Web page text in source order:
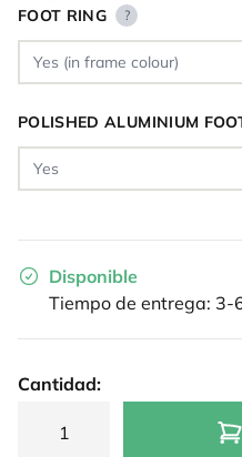
FOOT RING ?
POLISHED ALUMINIUM
Disponible
Tiempo de entrega: 3-
Cantidad: